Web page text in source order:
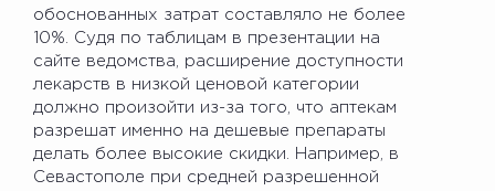
обоснованных затрат составляло не более
10%. Судя по таблицам в презентации на
сайте ведомства, расширение доступности
лекарств в низкой ценовой категории
должно произойти из-за того, что аптекам
разрешат именно на дешевые препараты
делать более высокие скидки. Например, в
Севастополе при средней разрешенной